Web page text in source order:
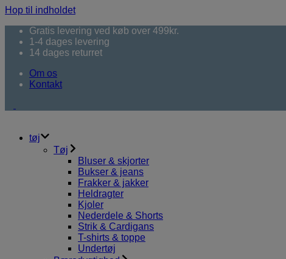
Hop til indholdet
Gratis levering ved køb over 499kr.
1-4 dages levering
14 dages returret
Om os
Kontakt
tøj
Tøj
Bluser & skjorter
Bukser & jeans
Frakker & jakker
Heldragter
Kjoler
Nederdele & Shorts
Strik & Cardigans
T-shirts & toppe
Undertøj